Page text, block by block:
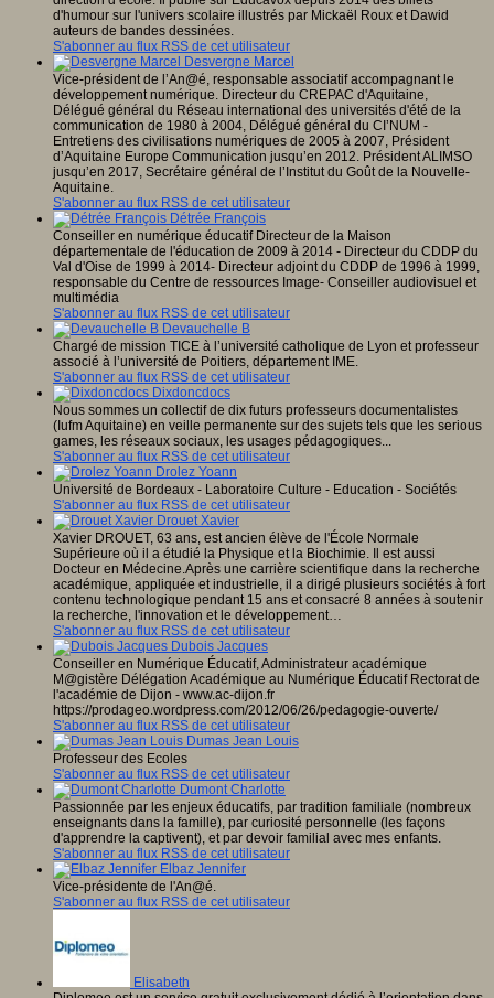
d'humour sur l'univers scolaire illustrés par Mickaël Roux et Dawid
auteurs de bandes dessinées.
S'abonner au flux RSS de cet utilisateur
Desvergne Marcel
Vice-président de l’An@é, responsable associatif accompagnant le
développement numérique. Directeur du CREPAC d'Aquitaine,
Délégué général du Réseau international des universités d'été de la
communication de 1980 à 2004, Délégué général du CI’NUM -
Entretiens des civilisations numériques de 2005 à 2007, Président
d’Aquitaine Europe Communication jusqu’en 2012. Président ALIMSO
jusqu’en 2017, Secrétaire général de l’Institut du Goût de la Nouvelle-
Aquitaine.
S'abonner au flux RSS de cet utilisateur
Détrée François
Conseiller en numérique éducatif Directeur de la Maison
départementale de l'éducation de 2009 à 2014 - Directeur du CDDP du
Val d'Oise de 1999 à 2014- Directeur adjoint du CDDP de 1996 à 1999,
responsable du Centre de ressources Image- Conseiller audiovisuel et
multimédia
S'abonner au flux RSS de cet utilisateur
Devauchelle B
Chargé de mission TICE à l’université catholique de Lyon et professeur
associé à l’université de Poitiers, département IME.
S'abonner au flux RSS de cet utilisateur
Dixdoncdocs
Nous sommes un collectif de dix futurs professeurs documentalistes
(Iufm Aquitaine) en veille permanente sur des sujets tels que les serious
games, les réseaux sociaux, les usages pédagogiques...
S'abonner au flux RSS de cet utilisateur
Drolez Yoann
Université de Bordeaux - Laboratoire Culture - Education - Sociétés
S'abonner au flux RSS de cet utilisateur
Drouet Xavier
Xavier DROUET, 63 ans, est ancien élève de l'École Normale
Supérieure où il a étudié la Physique et la Biochimie. Il est aussi
Docteur en Médecine.Après une carrière scientifique dans la recherche
académique, appliquée et industrielle, il a dirigé plusieurs sociétés à fort
contenu technologique pendant 15 ans et consacré 8 années à soutenir
la recherche, l'innovation et le développement…
S'abonner au flux RSS de cet utilisateur
Dubois Jacques
Conseiller en Numérique Éducatif, Administrateur académique
M@gistère Délégation Académique au Numérique Éducatif Rectorat de
l'académie de Dijon - www.ac-dijon.fr
https://prodageo.wordpress.com/2012/06/26/pedagogie-ouverte/
S'abonner au flux RSS de cet utilisateur
Dumas Jean Louis
Professeur des Ecoles
S'abonner au flux RSS de cet utilisateur
Dumont Charlotte
Passionnée par les enjeux éducatifs, par tradition familiale (nombreux
enseignants dans la famille), par curiosité personnelle (les façons
d'apprendre la captivent), et par devoir familial avec mes enfants.
S'abonner au flux RSS de cet utilisateur
Elbaz Jennifer
Vice-présidente de l'An@é.
S'abonner au flux RSS de cet utilisateur
Elisabeth